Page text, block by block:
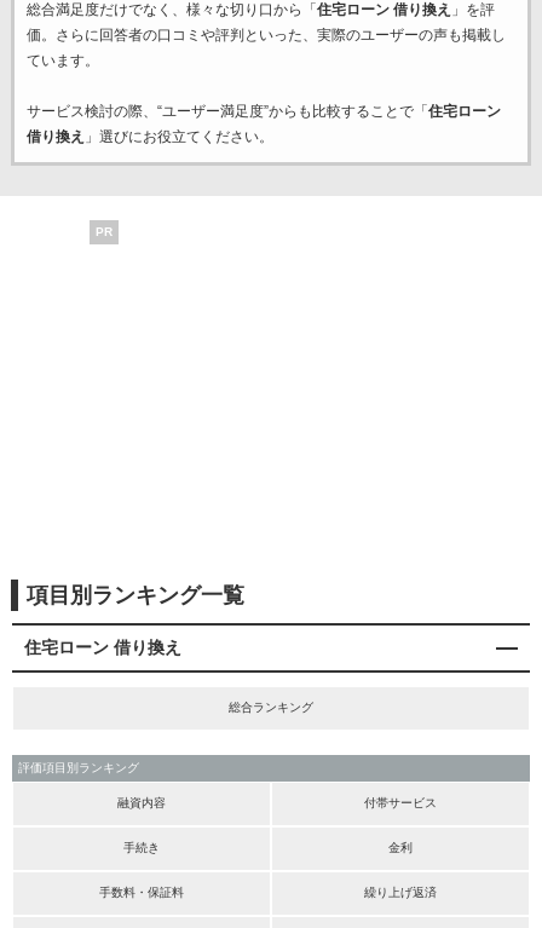
総合満足度だけでなく、様々な切り口から「 住宅ローン 借り換え 」を評
価。さらに回答者の口コミや評判といった、実際のユーザーの声も掲載し
ています。
サービス検討の際、“ユーザー満足度”からも比較することで「 住宅ローン
借り換え 」選びにお役立てください。
PR
項目別ランキング一覧
住宅ローン 借り換え
総合ランキング
評価項目別ランキング
融資内容 付帯サービス
手続き 金利
手数料・保証料 繰り上げ返済